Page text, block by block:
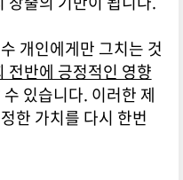
개인에게만 그치는 것
전반에 긍정적인 영향
있습니다. 이러한 제
한 가치를 다시 한번